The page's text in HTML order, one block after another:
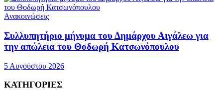
Ανακοινώσεις
Συλλυπητήριο μήνυμα του Δημάρχου Αιγάλεω για
την απώλεια του Θοδωρή Κατσωνόπουλου
5 Αυγούστου 2026
ΚΑΤΗΓΟΡΙΕΣ